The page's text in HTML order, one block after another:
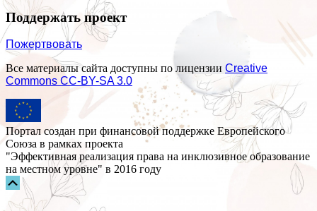
Поддержать проект
Пожертвовать
Все материалы сайта доступны по лицензии Creative
Commons СС-BY-SA 3.0
Портал создан при финансовой поддержке Европейского
Союза в рамках проекта
"Эффективная реализация права на инклюзивное образование
на местном уровне" в 2016 году
Прокрутка
вверх